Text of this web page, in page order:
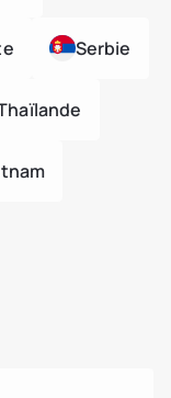
Serbie